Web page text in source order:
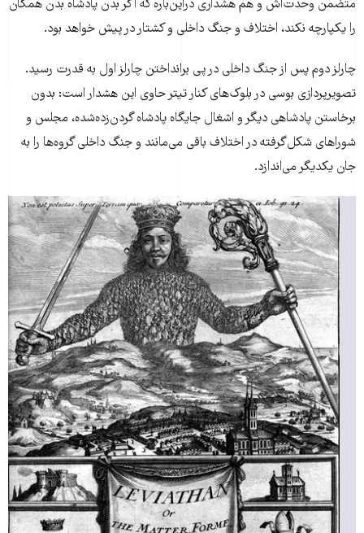
متضمن وحدت‌اش و هم هشداری دراین‌باره که اگر بدن پادشاه بدن همگان
را یکپارچه نکند، اختلاف و جنگ داخلی و کشتار در پیش خواهد بود.
چارلز دوم پس از جنگ داخلی در پی برانداختن چارلز اول به قدرت رسید.
تصویرپردازی بوسی در بلوک‌های کنار تیتر حاوی این هشدار است: بدون
برخاستن پادشاهی دیگر و اشغال جایگاه پادشاه گردن‌زده‌شده، مجلس و
شوراهای شکل‌گرفته در اختلاف باقی می‌مانند و جنگ داخلی گروه‌ها را به
جان یکدیگر می‌اندازد.